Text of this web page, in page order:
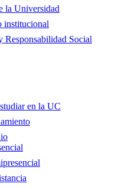
la Universidad
institucional
Responsabilidad Social
en la UC